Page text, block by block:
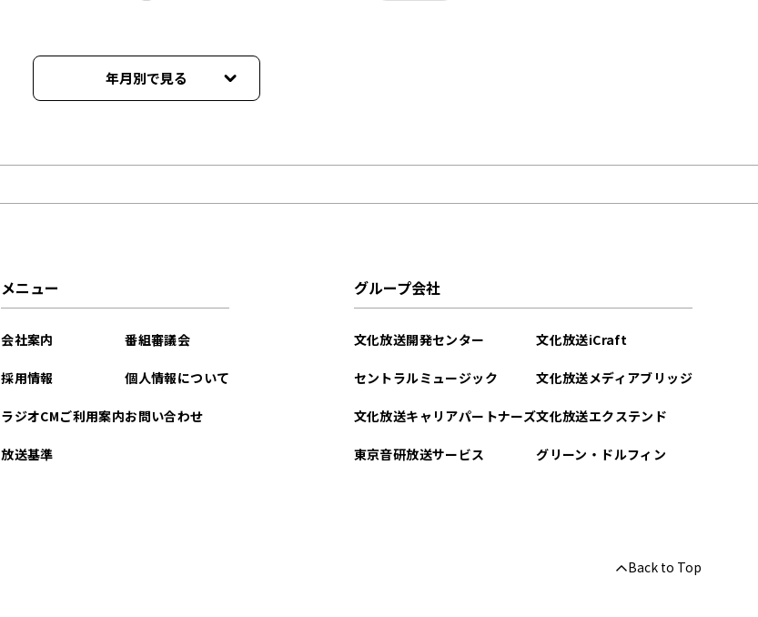
年月別で見る
2021年05月
2021年04月
メニュー
会社案内
採用情報
ラジオCMご利用案内
放送基準
番組審議会
個人情報について
お問い合わせ
グループ会社
文化放送開発センター
セントラルミュージック
文化放送キャリアパートナーズ
東京音研放送サービス
文化放送iCraft
文化放送メディアブリッジ
文化放送エクステンド
グリーン・ドルフィン
Back to Top